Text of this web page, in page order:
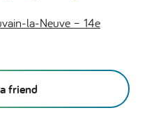
la-Neuve – 14e
friend